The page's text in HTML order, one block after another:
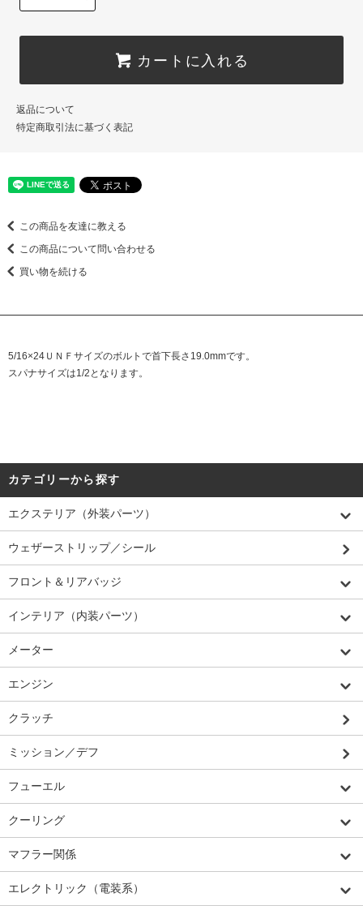
カートに入れる
返品について
特定商取引法に基づく表記
この商品を友達に教える
この商品について問い合わせる
買い物を続ける
5/16×24ＵＮＦサイズのボルトで首下長さ19.0mmです。
スパナサイズは1/2となります。
カテゴリーから探す
エクステリア（外装パーツ）
ウェザーストリップ／シール
フロント＆リアバッジ
インテリア（内装パーツ）
メーター
エンジン
クラッチ
ミッション／デフ
フューエル
クーリング
マフラー関係
エレクトリック（電装系）